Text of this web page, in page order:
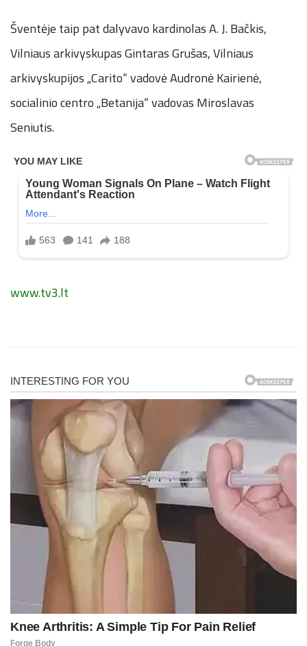
Šventėje taip pat dalyvavo kardinolas A. J. Bačkis,
Vilniaus arkivyskupas Gintaras Grušas, Vilniaus
arkivyskupijos „Carito“ vadovė Audronė Kairienė,
socialinio centro „Betanija“ vadovas Miroslavas
Seniutis.
www.tv3.lt